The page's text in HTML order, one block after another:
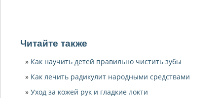
Читайте также
Как научить детей правильно чистить зубы
Как лечить радикулит народными средствами
Уход за кожей рук и гладкие локти